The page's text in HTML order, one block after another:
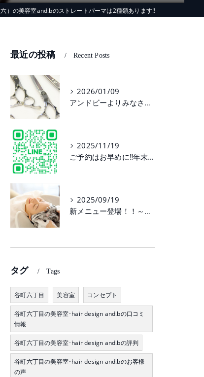
）の美容室and.bのストレートパーマは2種類あります‼
最近の投稿 Recent Posts
2026/01/09
アンドビーよりみなさまへのお願い☆
2025/11/19
ご予約はお早めに‼年末年始のお休み情報☆
2025/09/19
新メニュー登場！！～大人髪・再生プログラム～
タグ Tags
谷町六丁目 美容室 コンセプト
谷町六丁目の美容室･hair design and.bの口コミ
情報
谷町六丁目の美容室･hair design and.bの評判
谷町六丁目の美容室･hair design and.bのお客様
の声